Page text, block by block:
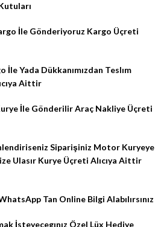
İle Gönderiyoruz Kargo Üçreti
Yada Dükkanımızdan Teslım
Aittir
İle Gönderilir Araç Nakliye Üçreti
Siparişiniz Motor Kuryeye
Ulasır Kurye Üçreti Alıcıya Aittir
Tan Online Bilgi Alabılırsınız
İsteyecegınız Özel Lüx Hediye